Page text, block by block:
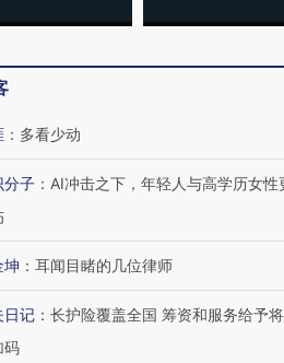
第四届链博
技“链”接产
【特别呈现】寻找100种
有意思的生活方式·第三对
住
： 多看少动
分子 ： AI冲击之下，年轻人与高学历女性
坤 ： 耳闻目睹的几位律师
日记 ： 长护险覆盖全国 筹资和服务给予
码